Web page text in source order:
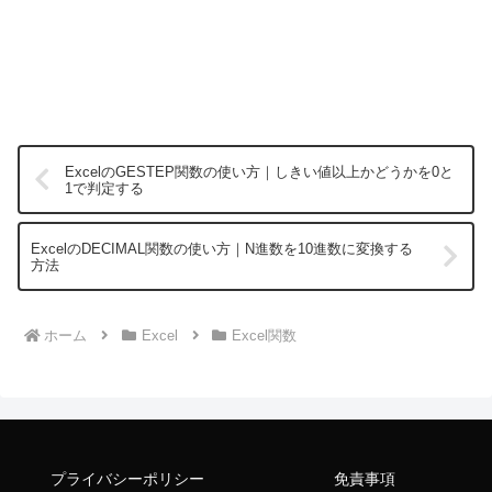
ExcelのGESTEP関数の使い方｜しきい値以上かどうかを0と
1で判定する
ExcelのDECIMAL関数の使い方｜N進数を10進数に変換する
方法
ホーム Excel Excel関数
プライバシーポリシー 免責事項